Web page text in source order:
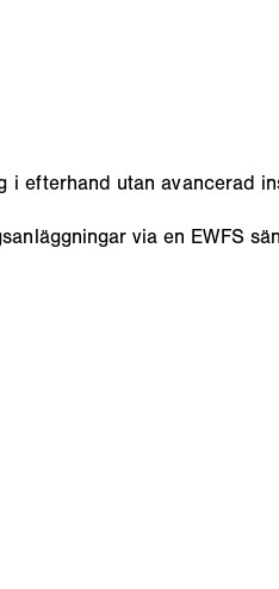
i efterhand utan avancerad
via en EWFS